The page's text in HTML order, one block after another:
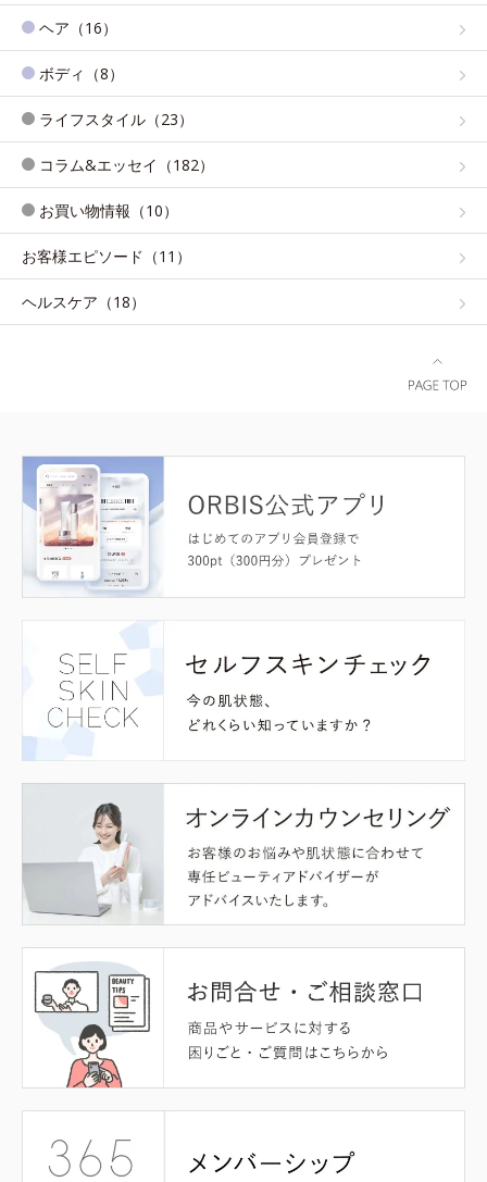
ヘア（16）
ボディ（8）
ライフスタイル（23）
コラム&エッセイ（182）
お買い物情報（10）
お客様エピソード（11）
ヘルスケア（18）